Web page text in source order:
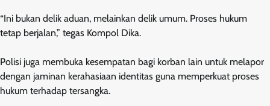
“Ini bukan delik aduan, melainkan delik umum. Proses hukum
tetap berjalan,” tegas Kompol Dika.
Polisi juga membuka kesempatan bagi korban lain untuk melapor
dengan jaminan kerahasiaan identitas guna memperkuat proses
hukum terhadap tersangka.